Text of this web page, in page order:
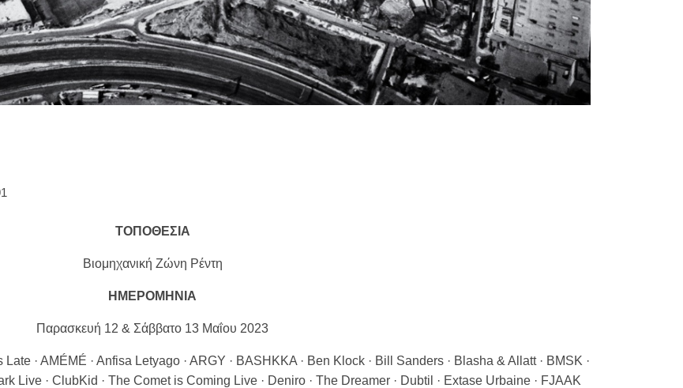
ΤΟΠΟΘΕΣΙΑ
Βιομηχανική Ζώνη Ρέντη
ΗΜΕΡΟΜΗΝΙΑ
Παρασκευή 12 & Σάββατο 13 Μαΐου 2023
· AMÉMÉ · Anfisa Letyago · ARGY · BASHKKA · Ben Klock · Bill Sanders · Blasha & Allatt · BMSK ·
Live · ClubKid · The Comet is Coming Live · Deniro · The Dreamer · Dubtil · Extase Urbaine · FJAAK